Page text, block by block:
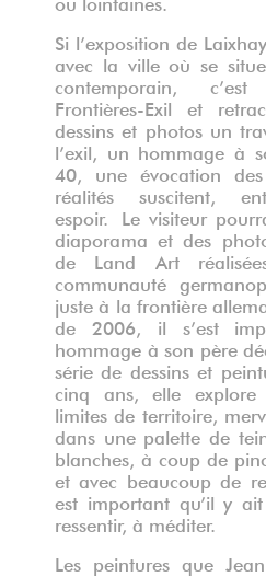
Si l’exposition de
avec la ville où se
contemporain, c’est
Frontières-Exil et
dessins et photos un
l’exil, un hommage à
40, une évocation
réalités suscitent,
espoir. Le visiteur
diaporama et des
de Land Art
communauté
juste à la frontière
de 2006, il s’est
hommage à son père
série de dessins et
cinq ans, elle explore
limites de territoire,
dans une palette de
blanches, à coup de
et avec beaucoup de
est important qu’il y
ressentir, à méditer.
Les peintures que